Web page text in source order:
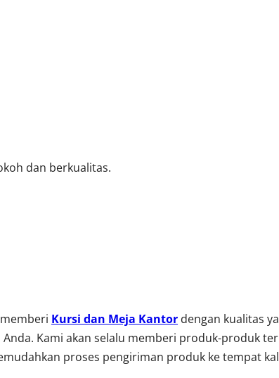
dan berkualitas.
Kursi dan Meja Kantor dengan kualitas
Kami akan selalu memberi produk-produk
proses pengiriman produk ke tempat